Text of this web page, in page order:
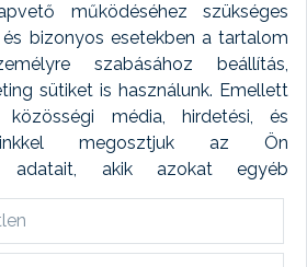
működéséhez szükséges
bizonyos esetekben a tartalom
szabásához beállítás,
sütiket is használunk. Emellett
média, hirdetési, és
megosztjuk az Ön
adatait, akik azokat egyéb
kombinálhatják. A sütik
naplózást végzünk és
után automatikusan töröljük. A
extra modul
modul